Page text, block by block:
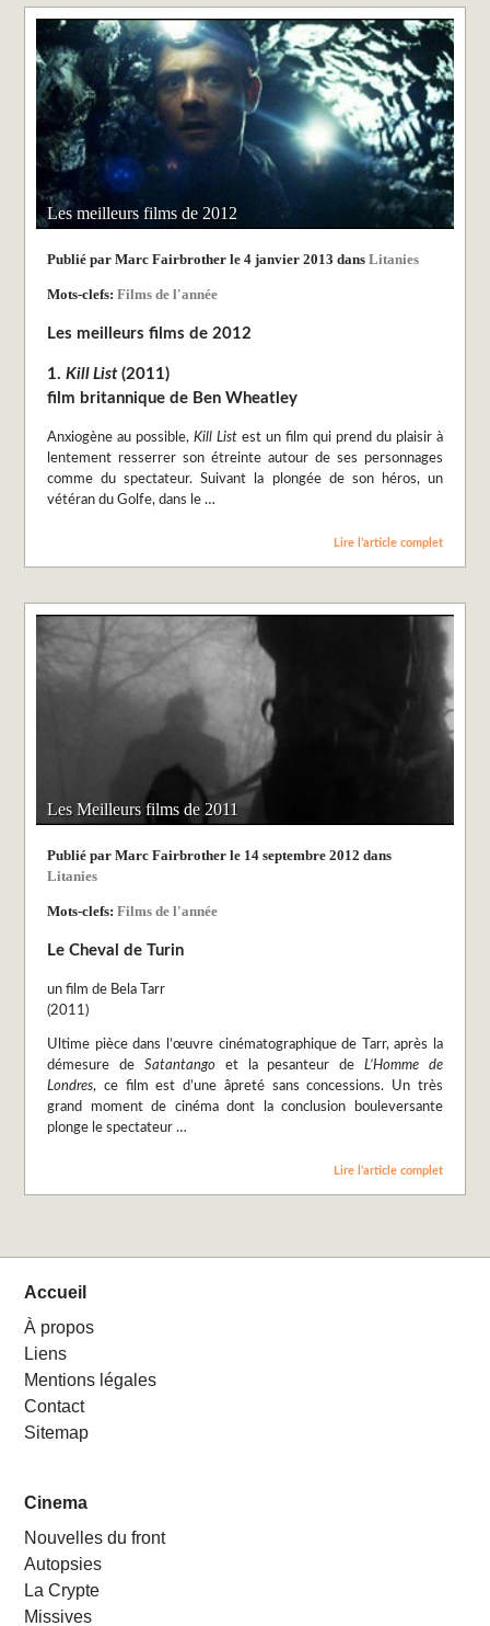
Les meilleurs films de 2012
Publié par Marc Fairbrother le 4 janvier 2013 dansLitanies
Mots-clefs:Films de l'année
Les meilleurs films de 2012
1.Kill List(2011)
film britannique de Ben Wheatley
Anxiogène au possible,Kill List est un film qui prend du plaisir à
lentement resserrer son étreinte autour de ses personnages
comme du spectateur. Suivant la plongée de son héros, un
vétéran du Golfe, dans le …
Lire l’article complet
Les Meilleurs films de 2011
Publié par Marc Fairbrother le 14 septembre 2012 dans
Litanies
Mots-clefs:Films de l'année
Le Cheval de Turin
un film de Bela Tarr
(2011)
Ultime pièce dans l’œuvre cinématographique de Tarr, après la
démesure de Satantangoet la pesanteur de L’Homme de
Londres, ce film est d’une âpreté sans concessions. Un très
grand moment de cinéma dont la conclusion bouleversante
plonge le spectateur …
Lire l’article complet
Accueil
À propos
Liens
Mentions légales
Contact
Sitemap
Cinema
Nouvelles du front
Autopsies
La Crypte
Missives